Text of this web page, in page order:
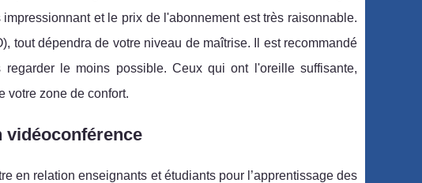
et le prix de l'abonnement est très raisonnable.
tout dépendra de votre niveau de maîtrise. Il est recommandé
le moins possible. Ceux qui ont l'oreille suffisante,
votre zone de confort.
vidéoconférence
en relation enseignants et étudiants pour l’apprentissage des